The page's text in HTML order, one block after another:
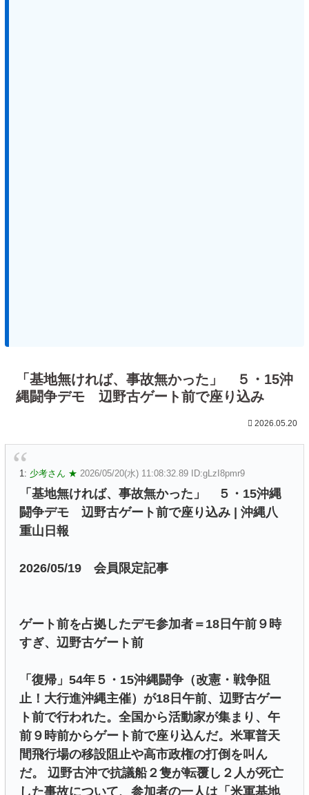
「基地無ければ、事故無かった」 ５・15沖
縄闘争デモ 辺野古ゲート前で座り込み
2026.05.20
1: 少考さん ★ 2026/05/20(水) 11:08:32.89 ID:gLzI8pmr9
「基地無ければ、事故無かった」 ５・15沖縄
闘争デモ 辺野古ゲート前で座り込み | 沖縄八
重山日報
2026/05/19 会員限定記事
ゲート前を占拠したデモ参加者＝18日午前９時
すぎ、辺野古ゲート前
「復帰」54年５・15沖縄闘争（改憲・戦争阻
止！大行進沖縄主催）が18日午前、辺野古ゲー
ト前で行われた。全国から活動家が集まり、午
前９時前からゲート前で座り込んだ。米軍普天
間飛行場の移設阻止や高市政権の打倒を叫ん
だ。 辺野古沖で抗議船２隻が転覆し２人が死亡
した事故について、参加者の一人は「米軍基地